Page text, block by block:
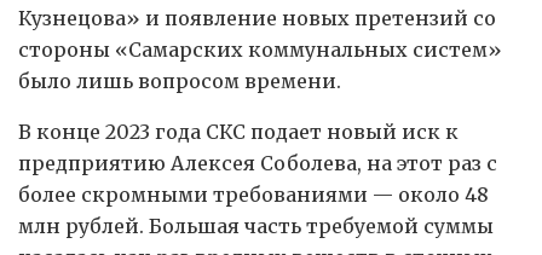
Кузнецова» и появление новых претензий со
стороны «Самарских коммунальных систем»
было лишь вопросом времени.
В конце 2023 года СКС подает новый иск к
предприятию Алексея Соболева, на этот раз с
более скромными требованиями — около 48
млн рублей. Большая часть требуемой суммы